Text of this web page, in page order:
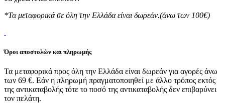
*Τα μεταφορικά σε όλη την Ελλάδα είναι δωρεάν.(άνω των 100€)
Όροι αποστολών και πληρωμής
Τα μεταφορικά προς όλη την Ελλάδα είναι δωρεάν για αγορές άνω
των 69 €. Εάν η πληρωμή πραγματοποιηθεί με άλλο τρόπος εκτός
της αντικαταβολής τότε το ποσό της αντικαταβολής δεν επιβαρύνει
τον πελάτη.